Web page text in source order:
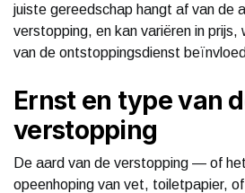
juiste gereedschap hangt af van de
verstopping, en kan variëren in
van de ontstoppingsdienst
Ernst en type van
verstopping
De aard van de verstopping — of
opeenhoping van vet, toiletpapier,